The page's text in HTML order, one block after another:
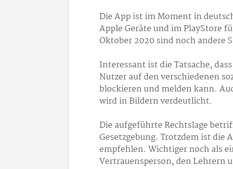
Die App ist im Moment in
Apple Geräte und im PlayStore
Oktober 2020 sind noch andere
Interessant ist die Tatsache,
Nutzer auf den verschiedenen
blockieren und melden kann.
wird in Bildern verdeutlicht.
Die aufgeführte Rechtslage
Gesetzgebung. Trotzdem ist die
empfehlen. Wichtiger noch als
Vertrauensperson, den Lehrern